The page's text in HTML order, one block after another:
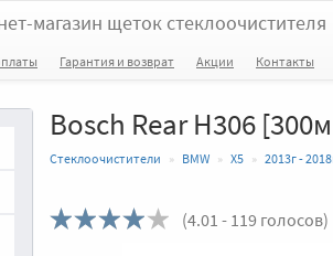
магазин щеток стеклоочистителя
Гарантия и возврат Акции Контакты
Bosch Rear H306
Стеклоочистители BMW X5 2013г -
(4.01 - 119 голосов)